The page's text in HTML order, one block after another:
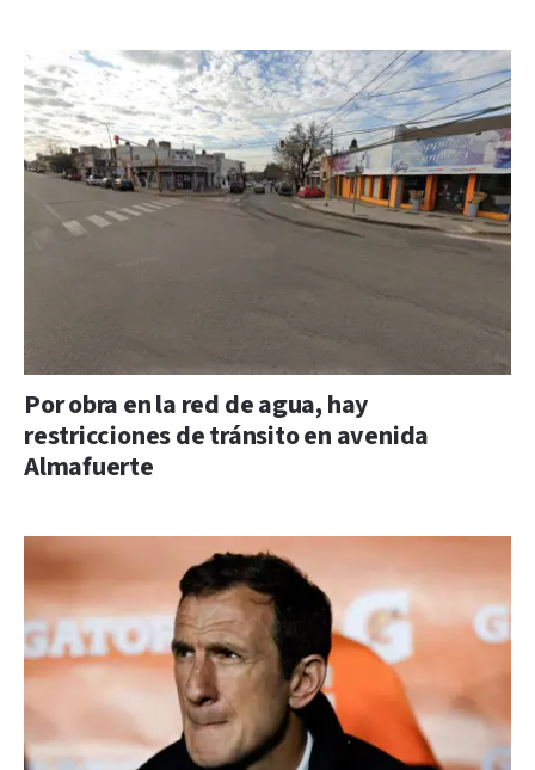
Por obra en la red de agua, hay
restricciones de tránsito en avenida
Almafuerte